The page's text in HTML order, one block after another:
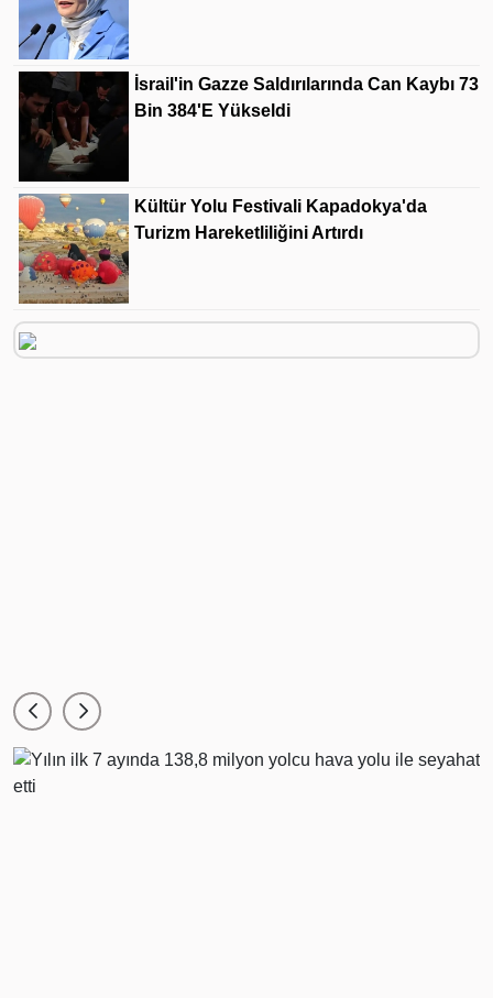
İsrail'in Gazze Saldırılarında Can Kaybı 73
Bin 384'e Yükseldi
Kültür Yolu Festivali Kapadokya'da
Turizm Hareketliliğini Artırdı